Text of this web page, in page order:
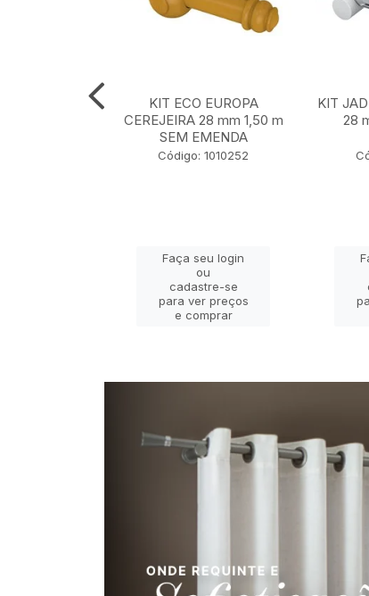
KIT ECO EUROPA
CEREJEIRA 28 mm 1,50 m
SEM EMENDA
Código: 1010252
Faça seu login
ou
cadastre-se
para ver preços
e comprar
KIT
28